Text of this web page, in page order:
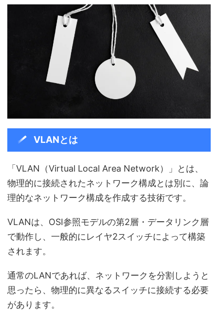
VLANとは
「VLAN（Virtual Local Area Network）」とは、
物理的に接続されたネットワーク構成とは別に、論
理的なネットワーク構成を作成する技術です。
VLANは、OSI参照モデルの第2層・データリンク層
で動作し、一般的にレイヤ2スイッチによって構築
されます。
通常のLANであれば、ネットワークを分割しようと
思ったら、物理的に異なるスイッチに接続する必要
があります。